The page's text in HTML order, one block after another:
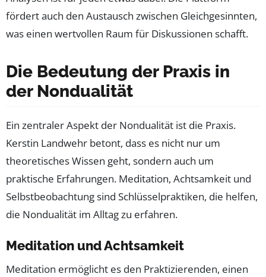
fördert auch den Austausch zwischen Gleichgesinnten,
was einen wertvollen Raum für Diskussionen schafft.
Die Bedeutung der Praxis in
der Nondualität
Ein zentraler Aspekt der Nondualität ist die Praxis.
Kerstin Landwehr betont, dass es nicht nur um
theoretisches Wissen geht, sondern auch um
praktische Erfahrungen. Meditation, Achtsamkeit und
Selbstbeobachtung sind Schlüsselpraktiken, die helfen,
die Nondualität im Alltag zu erfahren.
Meditation und Achtsamkeit
Meditation ermöglicht es den Praktizierenden, einen